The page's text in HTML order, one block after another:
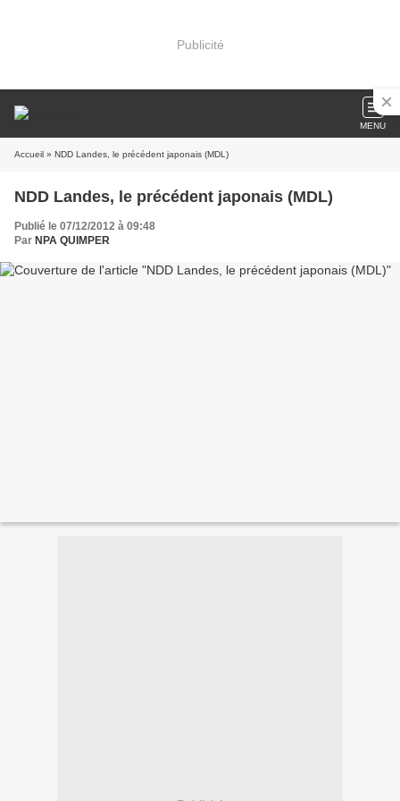
Publicité
MENU
Accueil » NDD Landes, le précédent japonais (MDL)
NDD Landes, le précédent japonais (MDL)
Publié le 07/12/2012 à 09:48
Par NPA QUIMPER